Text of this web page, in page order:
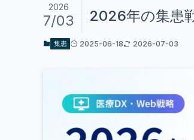
2026年の集患
2026
7/03
集患 2025-06-18 2026-07-03